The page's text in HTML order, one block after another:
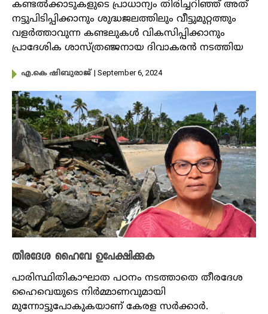
കണ്ടൽക്കാടുകളുടെ പ്രാധാന്യം തിരിച്ചറിഞ്ഞ് അത്
നട്ടുപിടിപ്പിക്കാനും ശുദ്ധജലത്തിലും വീട്ടുമുറ്റത്തും
വളർത്താവുന്ന കണ്ടലുകൾ വികസിപ്പിക്കാനും
പ്രാദേശിക ശാസ്ത്രഞ്ജനായ ദിവാകരൻ നടത്തിയ
എ.കെ ഷിബുരാജ് | September 6, 2024
തീരദേശ ഹൈവേ ഉപേക്ഷിക്കുക
പാരിസ്ഥിതികാഘാത പഠനം നടത്താതെ തീരദേശ
ഹൈവെയുടെ നിർമ്മാണവുമായി
മുന്നോട്ടുപോകുകയാണ് കേരള സർക്കാർ.